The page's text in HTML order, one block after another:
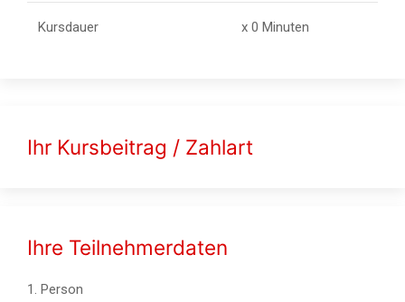
Kursdauer x 0 Minuten
Ihr Kursbeitrag / Zahlart
Ihre Teilnehmerdaten
1. Person